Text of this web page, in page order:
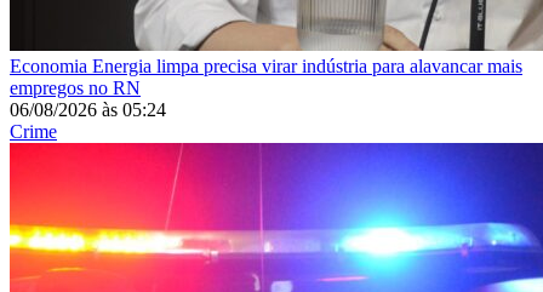
Economia Energia limpa precisa virar indústria para alavancar mais
empregos no RN
06/08/2026 às 05:24
Crime